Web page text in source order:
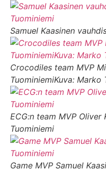
Samuel Kaasinen
Crocodiles team MVP
TuominiemiKuva: Marko
ECG:n team MVP Oliver
Tuominiemi
Game MVP Samuel